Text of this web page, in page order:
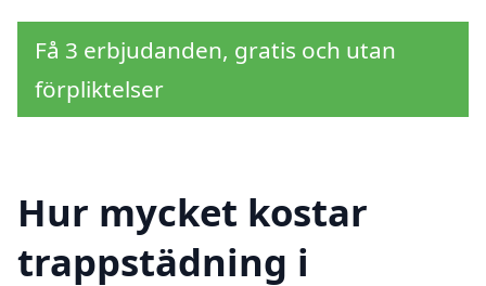
Få 3 erbjudanden, gratis och utan
förpliktelser
Hur mycket kostar
trappstädning i